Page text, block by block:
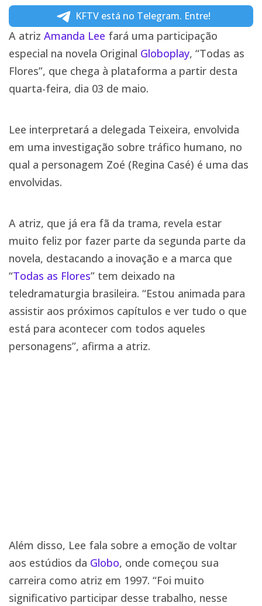
KFTV está no Telegram. Entre!
A atriz Amanda Lee fará uma participação
especial na novela Original Globoplay, “Todas as
Flores”, que chega à plataforma a partir desta
quarta-feira, dia 03 de maio.
Lee interpretará a delegada Teixeira, envolvida
em uma investigação sobre tráfico humano, no
qual a personagem Zoé (Regina Casé) é uma das
envolvidas.
A atriz, que já era fã da trama, revela estar
muito feliz por fazer parte da segunda parte da
novela, destacando a inovação e a marca que
“Todas as Flores” tem deixado na
teledramaturgia brasileira. “Estou animada para
assistir aos próximos capítulos e ver tudo o que
está para acontecer com todos aqueles
personagens”, afirma a atriz.
Além disso, Lee fala sobre a emoção de voltar
aos estúdios da Globo, onde começou sua
carreira como atriz em 1997. “Foi muito
significativo participar desse trabalho, nesse